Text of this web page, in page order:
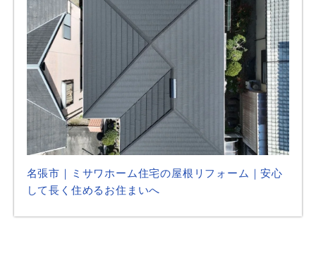
名張市｜ミサワホーム住宅の屋根リフォーム｜安心
して長く住めるお住まいへ